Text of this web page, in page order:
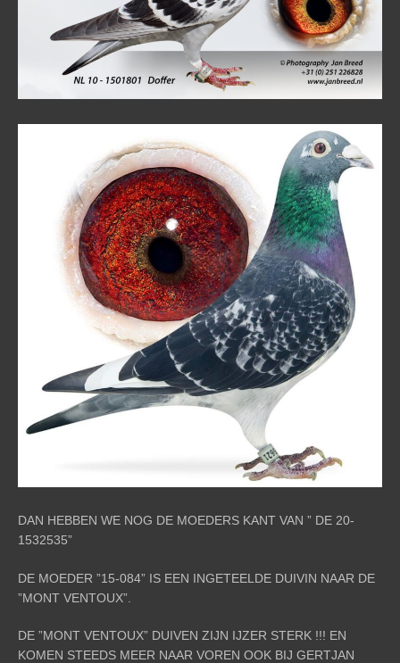
DAN HEBBEN WE NOG DE MOEDERS KANT VAN ” DE 20-
1532535”
DE MOEDER ”15-084” IS EEN INGETEELDE DUIVIN NAAR DE
”MONT VENTOUX”.
DE ”MONT VENTOUX” DUIVEN ZIJN IJZER STERK !!! EN
KOMEN STEEDS MEER NAAR VOREN OOK BIJ GERTJAN